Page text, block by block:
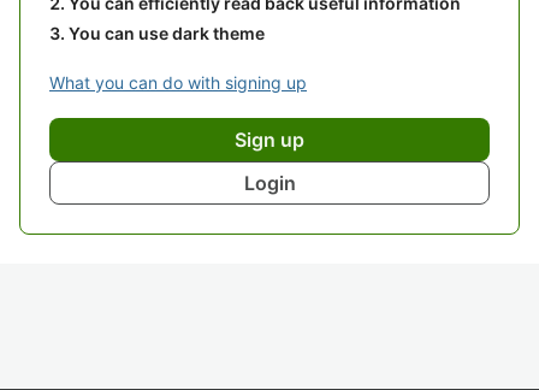
You can use dark theme
What you can do with signing up
Sign up
Login